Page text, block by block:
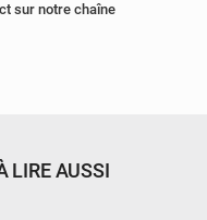
sur notre chaîne
LIRE AUSSI